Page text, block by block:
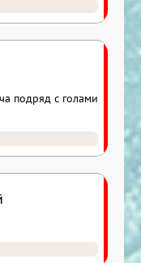
подряд с голами